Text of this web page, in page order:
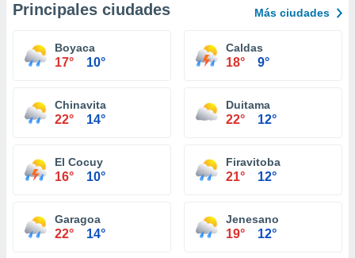
Principales ciudades Más ciudades
Boyaca
17° 10°
Caldas
18° 9°
Chinavita
22° 14°
Duitama
22° 12°
El Cocuy
16° 10°
Firavitoba
21° 12°
Garagoa
22° 14°
Jenesano
19° 12°